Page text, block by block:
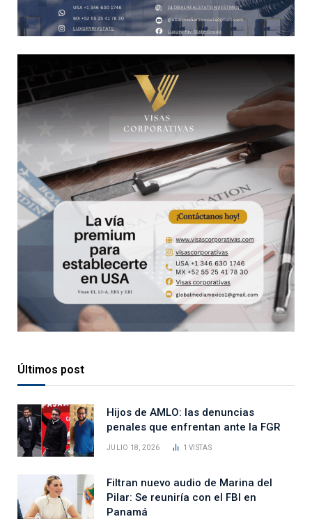
Últimos post
Hijos de AMLO: las denuncias
penales que enfrentan ante la FGR
JULIO 18, 2026 1VISTAS
Filtran nuevo audio de Marina del
Pilar: Se reuniría con el FBI en
Panamá